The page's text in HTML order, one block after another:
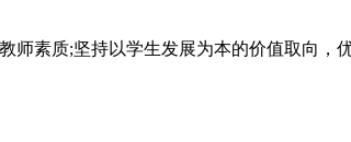
师素质;坚持以学生发展为本的价值取向